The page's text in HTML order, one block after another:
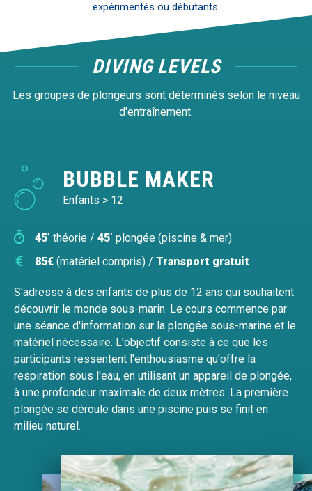
expérimentés ou débutants.
DIVING LEVELS
Les groupes de plongeurs sont déterminés selon le niveau
d'entraînement.
BUBBLE MAKER
Enfants > 12
45’ théorie / 45’ plongée (piscine & mer)
85€ (matériel compris) / Transport gratuit
S'adresse à des enfants de plus de 12 ans qui souhaitent
découvrir le monde sous-marin. Le cours commence par
une séance d'information sur la plongée sous-marine et le
matériel nécessaire. L'objectif consiste à ce que les
participants ressentent l'enthousiasme qu'offre la
respiration sous l'eau, en utilisant un appareil de plongée,
à une profondeur maximale de deux mètres. La première
plongée se déroule dans une piscine puis se finit en
milieu naturel.